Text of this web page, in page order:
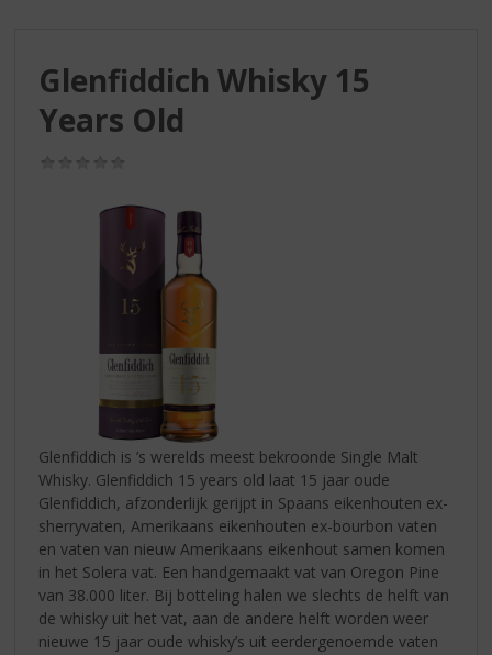
Glenfiddich Whisky 15
Years Old
Glenfiddich is ’s werelds meest bekroonde Single Malt
Whisky. Glenfiddich 15 years old laat 15 jaar oude
Glenfiddich, afzonderlijk gerijpt in Spaans eikenhouten ex-
sherryvaten, Amerikaans eikenhouten ex-bourbon vaten
en vaten van nieuw Amerikaans eikenhout samen komen
in het Solera vat. Een handgemaakt vat van Oregon Pine
van 38.000 liter. Bij botteling halen we slechts de helft van
de whisky uit het vat, aan de andere helft worden weer
nieuwe 15 jaar oude whisky’s uit eerdergenoemde vaten